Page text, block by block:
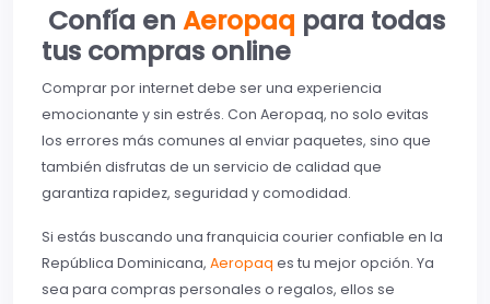
Confía en Aeropaq para todas
tus compras online
Comprar por internet debe ser una experiencia
emocionante y sin estrés. Con Aeropaq, no solo evitas
los errores más comunes al enviar paquetes, sino que
también disfrutas de un servicio de calidad que
garantiza rapidez, seguridad y comodidad.
Si estás buscando una franquicia courier confiable en la
República Dominicana, Aeropaq es tu mejor opción. Ya
sea para compras personales o regalos, ellos se